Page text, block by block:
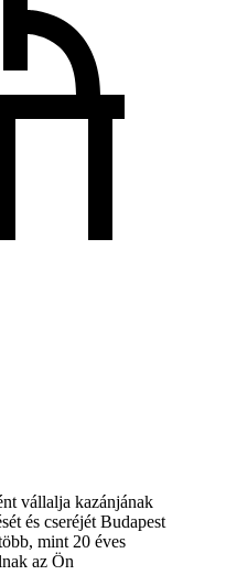
vállalja kazánjának
és cseréjét Budapest
mint 20 éves
az Ön